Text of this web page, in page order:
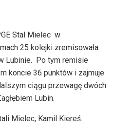
Stal Mielec w
25 kolejki zremisowała
Lubinie. Po tym remisie
koncie 36 punktów i zajmuje
ciągu przewagę dwóch
Lubin.
Mielec, Kamil Kiereś.